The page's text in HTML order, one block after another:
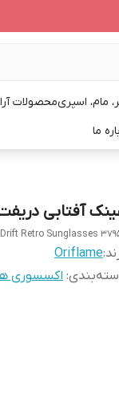
مام، اسپریمحصولات
ما
آفتابی دریفت رترو _37959
Drift Retro Sunglasses
Oriflame
: اکسسوری